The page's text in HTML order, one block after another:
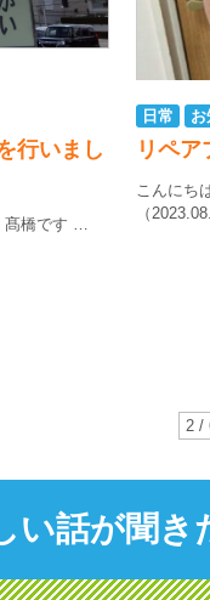
行いまし
橋です …
日常
リペ
こんにち
（
2 /
い話が聞き